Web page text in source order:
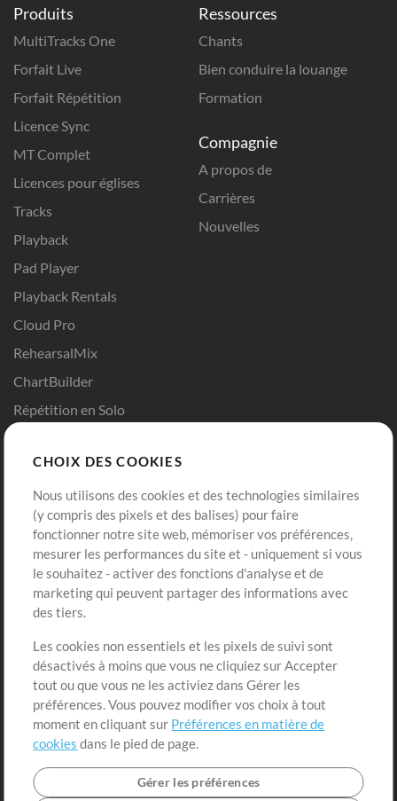
Produits
MultiTracks One
Forfait Live
Forfait Répétition
Licence Sync
MT Complet
Licences pour églises
Tracks
Playback
Pad Player
Playback Rentals
Cloud Pro
RehearsalMix
ChartBuilder
Répétition en Solo
Modèles ProPresenter
Sons
Ressources
Chants
Bien conduire la louange
Formation
Compagnie
A propos de
Carrières
Nouvelles
Boutique
Acheter des crédits
Contenu gratuit
Extras
Sessions
Soumettre votre contenu
Listes de lecture
Conférence MT
Compte
Connexion
S'inscrire
CHOIX DES COOKIES
Nous utilisons des cookies et des technologies similaires
(y compris des pixels et des balises) pour faire
fonctionner notre site web, mémoriser vos préférences,
mesurer les performances du site et - uniquement si vous
le souhaitez - activer des fonctions d'analyse et de
marketing qui peuvent partager des informations avec
des tiers.
Les cookies non essentiels et les pixels de suivi sont
désactivés à moins que vous ne cliquiez sur Accepter
tout ou que vous ne les activiez dans Gérer les
préférences. Vous pouvez modifier vos choix à tout
moment en cliquant sur Préférences en matière de
cookies dans le pied de page.
Gérer les préférences